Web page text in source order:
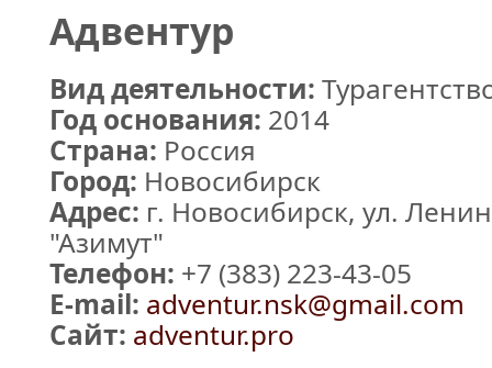
Адвентур
Вид деятельности:
Год основания: 2014
Страна: Россия
Город: Новосибирск
Адрес: г. Новосибирск, ул.
"Азимут"
Телефон: +7 (383) 223-43-05
E-mail: adventur.nsk@gmail.com
Сайт: adventur.pro